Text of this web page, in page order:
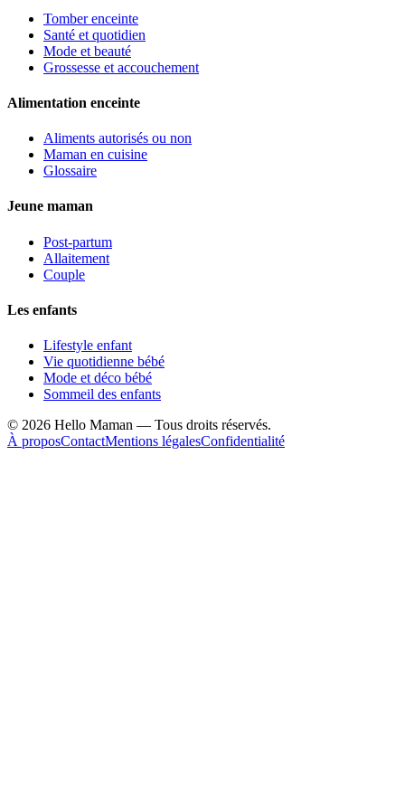
Tomber enceinte
Santé et quotidien
Mode et beauté
Grossesse et accouchement
Alimentation enceinte
Aliments autorisés ou non
Maman en cuisine
Glossaire
Jeune maman
Post-partum
Allaitement
Couple
Les enfants
Lifestyle enfant
Vie quotidienne bébé
Mode et déco bébé
Sommeil des enfants
© 2026 Hello Maman — Tous droits réservés.
À proposContactMentions légalesConfidentialité